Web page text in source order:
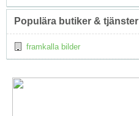
Populära butiker & tjänster
framkalla bilder